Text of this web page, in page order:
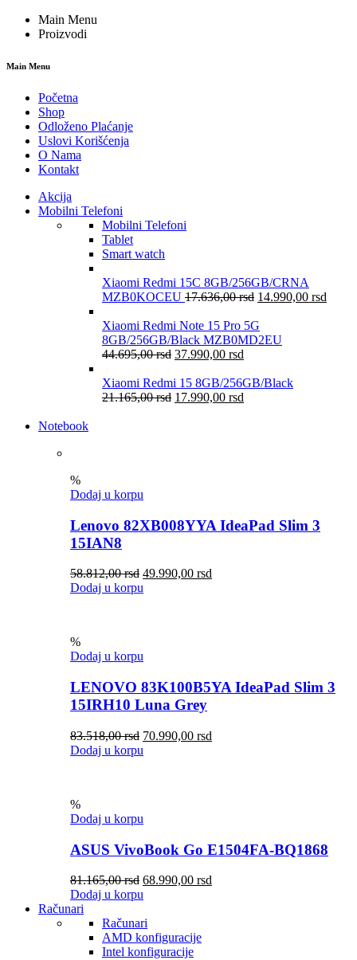
Main Menu
Proizvodi
Main Menu
Početna
Shop
Odloženo Plaćanje
Uslovi Korišćenja
O Nama
Kontakt
Akcija
Mobilni Telefoni
Mobilni Telefoni
Tablet
Smart watch
Xiaomi Redmi 15C 8GB/256GB/CRNA
MZB0KOCEU 17.636,00rsd 14.990,00 rsd
Xiaomi Redmi Note 15 Pro 5G
8GB/256GB/Black MZB0MD2EU
44.695,00rsd 37.990,00 rsd
Xiaomi Redmi 15 8GB/256GB/Black
21.165,00rsd 17.990,00 rsd
Notebook
%
Dodaj u korpu
Lenovo 82XB008YYA IdeaPad Slim 3
15IAN8
58.812,00rsd 49.990,00 rsd
Dodaj u korpu
%
Dodaj u korpu
LENOVO 83K100B5YA IdeaPad Slim 3
15IRH10 Luna Grey
83.518,00rsd 70.990,00 rsd
Dodaj u korpu
%
Dodaj u korpu
ASUS VivoBook Go E1504FA-BQ1868
81.165,00rsd 68.990,00 rsd
Dodaj u korpu
Računari
Računari
AMD konfiguracije
Intel konfiguracije